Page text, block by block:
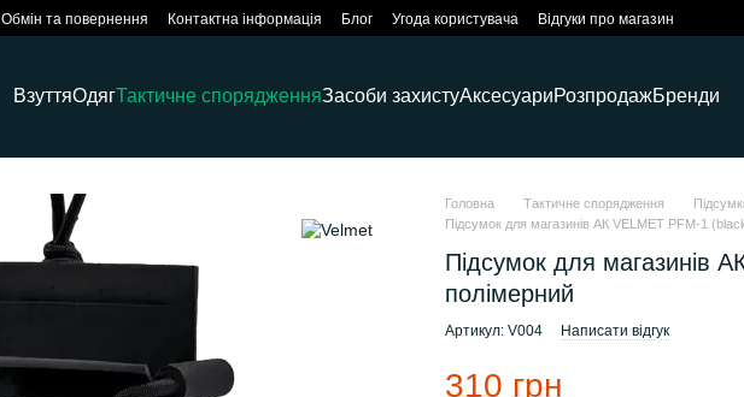
Обмін та повернення Контактна інформація Блог Угода користувача Відгуки про магазин
ВзуттяОдягТактичне спорядженняЗасоби захистуАксесуариРозпродажБренди
Головна Тактичне спорядження
Підсумок для магазинів AК VELMET PFM-1
Підсумок для магазинів
полімерний
Артикул: V004 Написати відгук
310 грн